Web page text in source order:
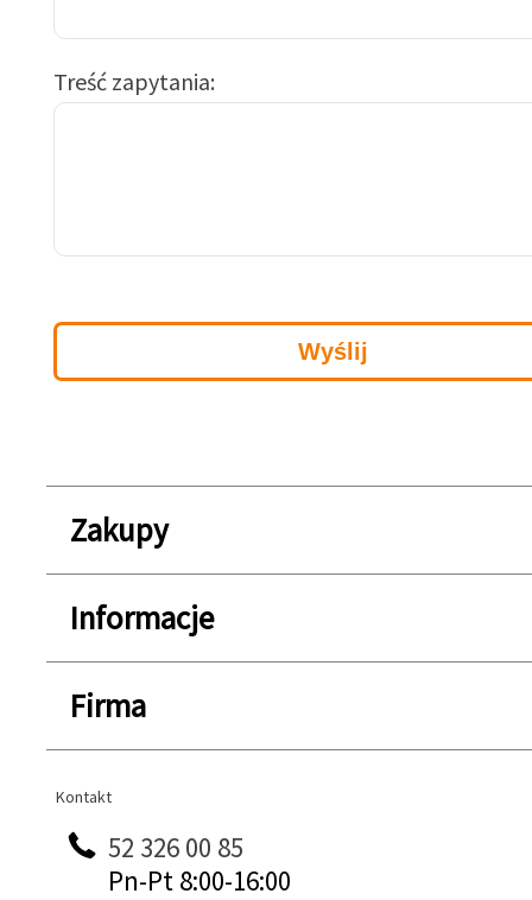
Treść zapytania
Zakupy
Informacje
Firma
Kontakt
Kontakt
52 326 00 85
Pn-Pt 8:00-16:00